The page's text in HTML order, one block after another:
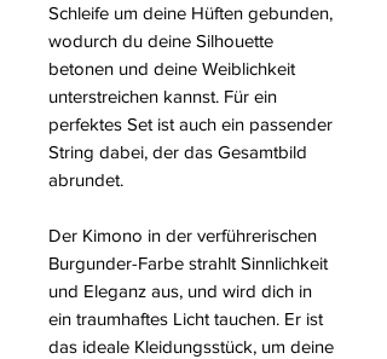
Schleife um deine Hüften gebunden,
wodurch du deine Silhouette
betonen und deine Weiblichkeit
unterstreichen kannst. Für ein
perfektes Set ist auch ein passender
String dabei, der das Gesamtbild
abrundet.
Der Kimono in der verführerischen
Burgunder-Farbe strahlt Sinnlichkeit
und Eleganz aus, und wird dich in
ein traumhaftes Licht tauchen. Er ist
das ideale Kleidungsstück, um deine